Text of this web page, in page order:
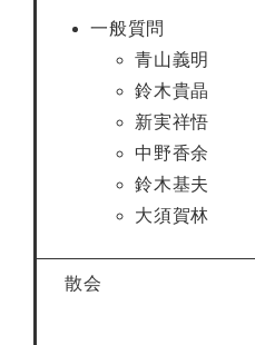
一般質問
青山義明
鈴木貴晶
新実祥悟
中野香余
鈴木基夫
大須賀林
散会